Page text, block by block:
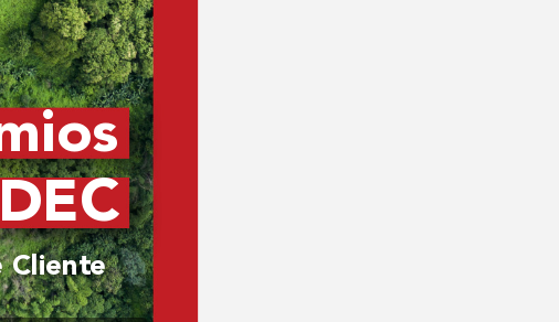
DEC
Cliente